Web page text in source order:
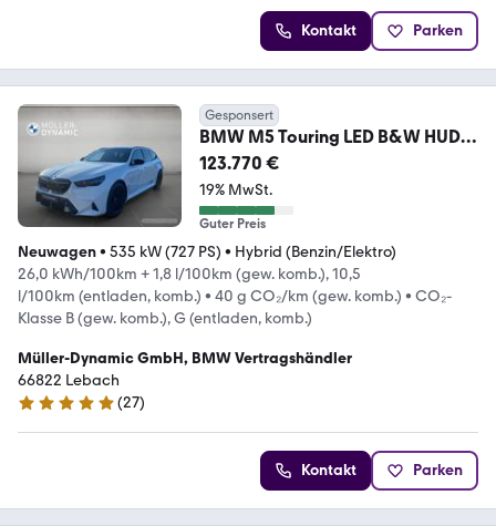
Kontakt Parken
Gesponsert
BMW M5 Touring LED B&W HUD
M DRIVE PROF AHK KOMFORTZ
123.770 €
19% MwSt.
Guter Preis
Neuwagen• 535 kW (727 PS) • Hybrid (Benzin/Elektro)
26,0 kWh/100km + 1,8 l/100km (gew. komb.), 10,5
l/100km (entladen, komb.) • 40 g CO₂/km (gew. komb.) • CO₂-
Klasse B (gew. komb.), G (entladen, komb.)
Müller-Dynamic GmbH, BMW Vertragshändler
66822 Lebach
5 Sterne
(27)
Kontakt Parken